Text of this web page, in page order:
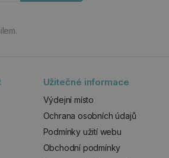
Užitečné informace
Výdejní místo
Ochrana osobních údajů
Podmínky užití webu
Obchodní podmínky